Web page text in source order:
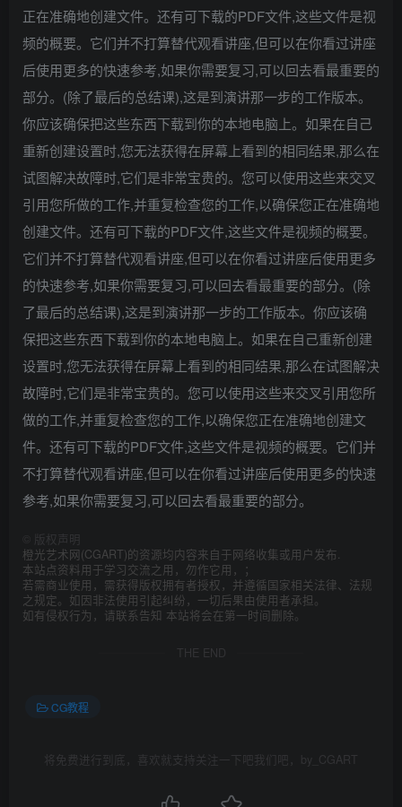
正在准确地创建文件。还有可下载的PDF文件,这些文件是视
频的概要。它们并不打算替代观看讲座,但可以在你看过讲座
后使用更多的快速参考,如果你需要复习,可以回去看最重要的
部分。(除了最后的总结课),这是到演讲那一步的工作版本。
你应该确保把这些东西下载到你的本地电脑上。如果在自己
重新创建设置时,您无法获得在屏幕上看到的相同结果,那么在
试图解决故障时,它们是非常宝贵的。您可以使用这些来交叉
引用您所做的工作,并重复检查您的工作,以确保您正在准确地
创建文件。还有可下载的PDF文件,这些文件是视频的概要。
它们并不打算替代观看讲座,但可以在你看过讲座后使用更多
的快速参考,如果你需要复习,可以回去看最重要的部分。(除
了最后的总结课),这是到演讲那一步的工作版本。你应该确
保把这些东西下载到你的本地电脑上。如果在自己重新创建
设置时,您无法获得在屏幕上看到的相同结果,那么在试图解决
故障时,它们是非常宝贵的。您可以使用这些来交叉引用您所
做的工作,并重复检查您的工作,以确保您正在准确地创建文
件。还有可下载的PDF文件,这些文件是视频的概要。它们并
不打算替代观看讲座,但可以在你看过讲座后使用更多的快速
参考,如果你需要复习,可以回去看最重要的部分。
版权声明
橙光艺术网(CGART)的资源均内容来自于网络收集或用户发布.
本站点资料用于学习交流之用，勿作它用，；
若需商业使用，需获得版权拥有者授权，并遵循国家相关法律、法规
之规定。如因非法使用引起纠纷，一切后果由使用者承担。
如有侵权行为，请联系告知 本站将会在第一时间删除。
THE END
CG教程
将免费进行到底，喜欢就支持关注一下吧我们吧，by_CGART